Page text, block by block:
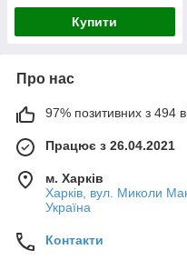
Купити
Про нас
97% позитивних з 494
Працює з 26.04.2021
м. Харків
Харків, вул. Миколи
Україна
Контакти